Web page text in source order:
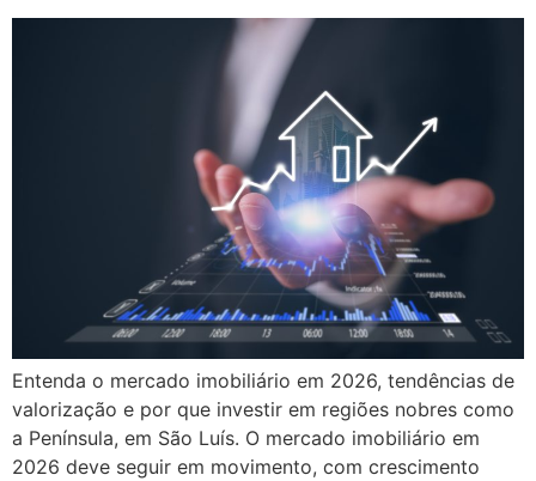
Entenda o mercado imobiliário em 2026, tendências de
valorização e por que investir em regiões nobres como
a Península, em São Luís. O mercado imobiliário em
2026 deve seguir em movimento, com crescimento